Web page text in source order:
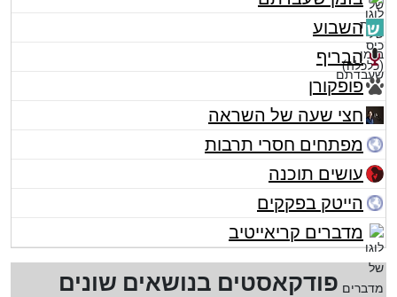
השבוע
הבריף
פופקורן
חצי שעה של השראה
מפתחים חסרי תרבות
עושים תוכנה
הייטק בפקקים
מדברים קריאייטיב
פודקאסטים בנושאים שונים